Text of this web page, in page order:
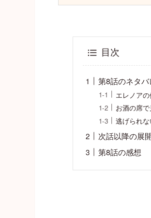
目次
第8話のネタ
エレノア
お酒の席
逃げられ
次話以降の展
第8話の感想